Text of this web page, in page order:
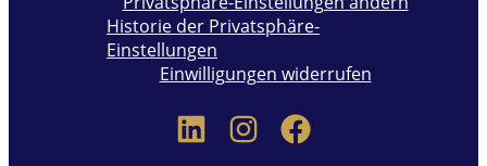
Historie der Privatsphäre-
Einstellungen
Einwilligungen widerrufen